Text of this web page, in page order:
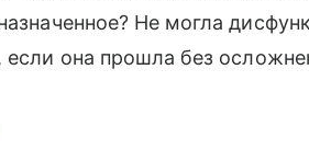
Не могла
если она прошла без